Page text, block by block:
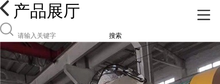
产品展厅
搜索